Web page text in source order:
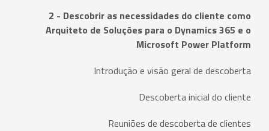
2 - Descobrir as necessidades do cliente como
Arquiteto de Soluções para o Dynamics 365 e o
Microsoft Power Platform
Introdução e visão geral de descoberta
Descoberta inicial do cliente
Reuniões de descoberta de clientes